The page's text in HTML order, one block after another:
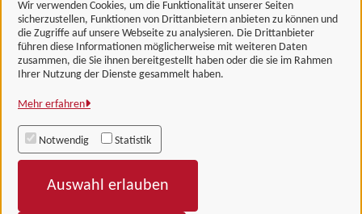
Wir verwenden Cookies, um die Funktionalität unserer Seiten
sicherzustellen, Funktionen von Drittanbietern anbieten zu können und
die Zugriffe auf unsere Webseite zu analysieren. Die Drittanbieter
führen diese Informationen möglicherweise mit weiteren Daten
zusammen, die Sie ihnen bereitgestellt haben oder die sie im Rahmen
Ihrer Nutzung der Dienste gesammelt haben.
Mehr erfahren
Notwendig Statistik
Auswahl erlauben
Landkreis Göttingen
Alle Rechte vorbehalten